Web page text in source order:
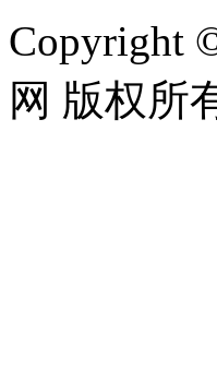
Copyright
网 版权所